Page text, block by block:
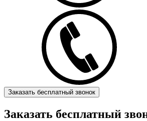
Заказать бесплатный звонок
Заказать бесплатный